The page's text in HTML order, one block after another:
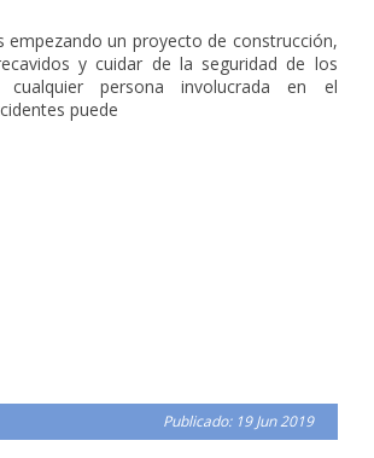
empezando un proyecto de construcción,
y cuidar de la seguridad de los
cualquier persona involucrada en el
puede
Publicado: 19 Jun 2019